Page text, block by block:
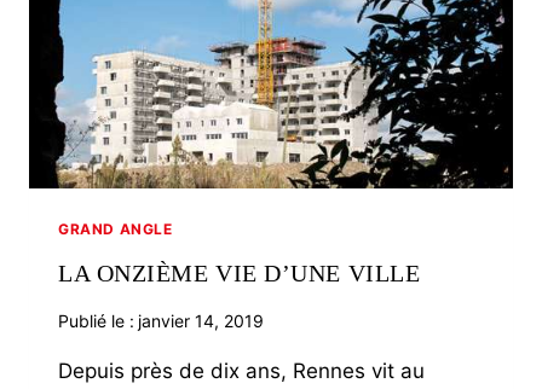
GRAND ANGLE
LA ONZIÈME VIE D’UNE VILLE
Publié le : janvier 14, 2019
Depuis près de dix ans, Rennes vit au